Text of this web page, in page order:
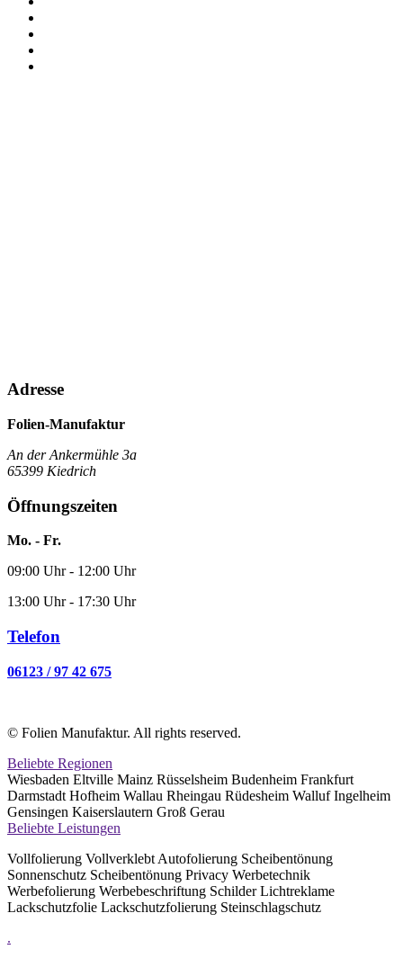
Adresse
Folien-Manufaktur
An der Ankermühle 3a
65399 Kiedrich
Öffnungszeiten
Mo. - Fr.
09:00 Uhr - 12:00 Uhr
13:00 Uhr - 17:30 Uhr
Telefon
06123 / 97 42 675
© Folien Manufaktur. All rights reserved.
Beliebte Regionen
Wiesbaden Eltville Mainz Rüsselsheim Budenheim Frankfurt
Darmstadt Hofheim Wallau Rheingau Rüdesheim Walluf Ingelheim
Gensingen Kaiserslautern Groß Gerau
Beliebte Leistungen
Vollfolierung Vollverklebt Autofolierung Scheibentönung
Sonnenschutz Scheibentönung Privacy Werbetechnik
Werbefolierung Werbebeschriftung Schilder Lichtreklame
Lackschutzfolie Lackschutzfolierung Steinschlagschutz
.